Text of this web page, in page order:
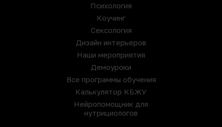
Психология
Коучинг
Сексология
Дизайн интерьеров
Наши мероприятия
Демоуроки
Все программы обучения
Калькулятор КБЖУ
Нейропомощник для
нутрициологов